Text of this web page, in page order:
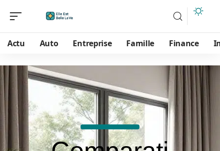
Actu Auto Entreprise Famille Finance